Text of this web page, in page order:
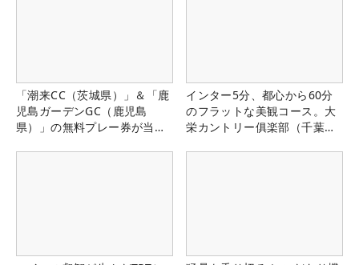
「潮来CC（茨城県）」＆「鹿
児島ガーデンGC（鹿児島
県）」の無料プレー券が当た
インター5分、都心から60分
のフラットな美観コース。大
栄カントリー俱楽部（千葉